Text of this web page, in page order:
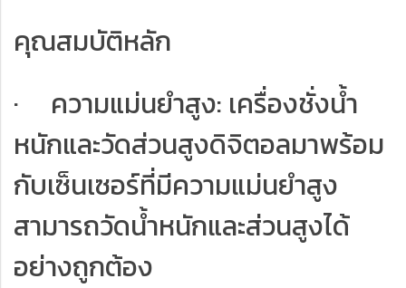
คุณสมบัติหลัก
· ความแม่นยำสูง: เครื่องชั่งน้ำ
หนักและวัดส่วนสูงดิจิตอลมาพร้อม
กับเซ็นเซอร์ที่มีความแม่นยำสูง
สามารถวัดน้ำหนักและส่วนสูงได้
อย่างถูกต้อง